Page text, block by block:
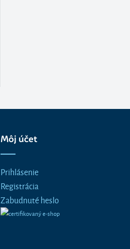
Môj účet
Prihlásenie
Registrácia
Zabudnuté heslo